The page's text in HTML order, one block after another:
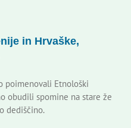
in Hrvaške,
poimenovali Etnološki
obudili spomine na stare že
dediščino.